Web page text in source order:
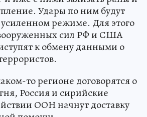
Удары по ним будут
режиме. Для этого
сил РФ и США
к обмену данными о
то регионе договорятся о
Россия и сирийские
ООН начнут доставку